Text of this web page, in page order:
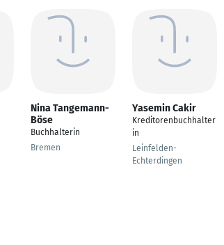
Nina Tangemann-
Böse
Buchhalterin
Bremen
Yasemin Cakir
Kreditorenbuchhalter
in
Leinfelden-
Echterdingen